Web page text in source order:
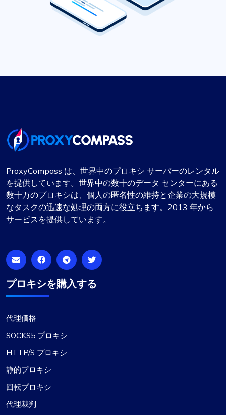
ProxyCompass は、世界中のプロキシ サーバーのレンタル
を提供しています。世界中の数十のデータ センターにある
数十万のプロキシは、個人の匿名性の維持と企業の大規模
なタスクの迅速な処理の両方に役立ちます。2013 年から
サービスを提供しています。
プロキシを購入する
代理価格
SOCKS5 プロキシ
HTTP/S プロキシ
静的プロキシ
回転プロキシ
代理裁判